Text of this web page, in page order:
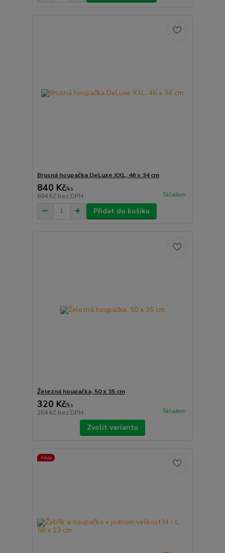
Brusná houpačka DeLuxe XXL, 46 x 34 cm
840 Kč/ks
694 Kč bez DPH Skladem
Přidat do košíku
Železná houpačka, 50 x 35 cm
320 Kč/ks
264 Kč bez DPH Skladem
Zvolit variantu
Akce